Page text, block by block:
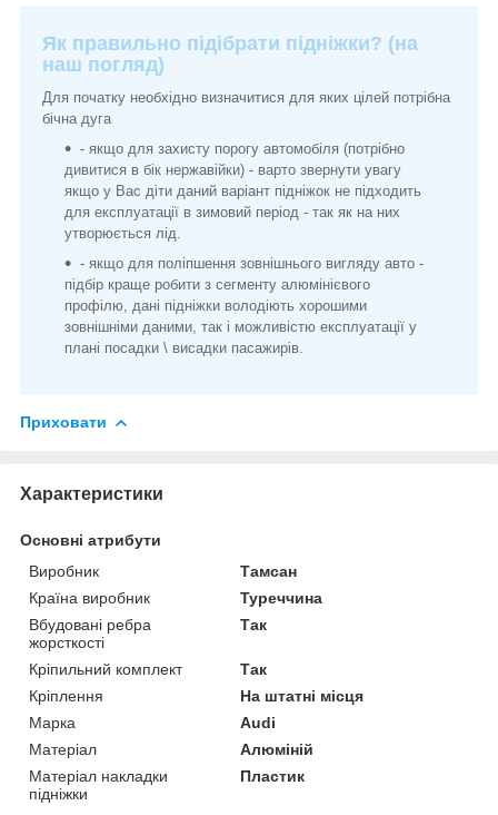
Як правильно підібрати підніжки? (на
наш погляд)
Для початку необхідно визначитися для яких цілей потрібна
бічна дуга
- якщо для захисту порогу автомобіля (потрібно
дивитися в бік нержавійки) - варто звернути увагу
якщо у Вас діти даний варіант підніжок не підходить
для експлуатації в зимовий період - так як на них
утворюється лід.
- якщо для поліпшення зовнішнього вигляду авто -
підбір краще робити з сегменту алюмінієвого
профілю, дані підніжки володіють хорошими
зовнішніми даними, так і можливістю експлуатації у
плані посадки \ висадки пасажирів.
Приховати
Характеристики
Основні атрибути
Виробник
Тамсан
Країна виробник
Туреччина
Вбудовані ребра
жорсткості
Так
Кріпильний комплект
Так
Кріплення
На штатні місця
Марка
Audi
Матеріал
Алюміній
Матеріал накладки
підніжки
Пластик